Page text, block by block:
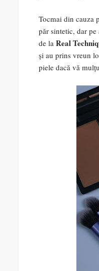
Tocmai din cauza
păr sintetic, dar
de la Real
și au prins vreun
piele dacă vă